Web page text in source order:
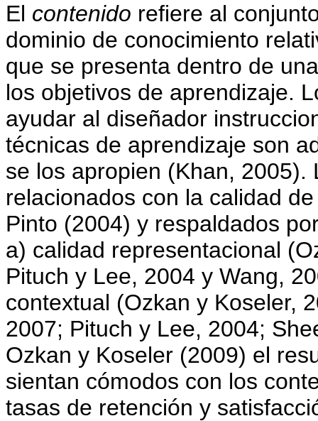
El contenido refiere al
dominio de conocimiento
que se presenta dentro de
los objetivos de aprendizaje.
ayudar al diseñador
técnicas de aprendizaje son
se los apropien (Khan,
relacionados con la calidad
Pinto (2004) y respaldados
a) calidad representacional
Pituch y Lee, 2004 y Wang,
contextual (Ozkan y Koseler,
2007; Pituch y Lee, 2004;
Ozkan y Koseler (2009) el
sientan cómodos con los
tasas de retención y